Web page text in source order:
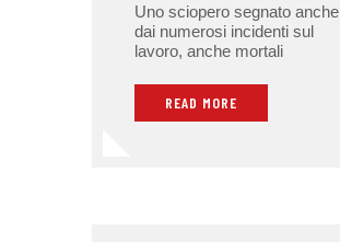
Uno sciopero segnato anche
dai numerosi incidenti sul
lavoro, anche mortali
READ MORE